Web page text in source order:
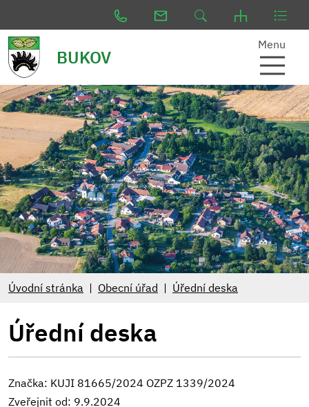
BUKOV
Menu
Úvodní stránka Obecní úřad Úřední deska
Úřední deska
Značka: KUJI 81665/2024 OZPZ 1339/2024
Zveřejnit od: 9.9.2024